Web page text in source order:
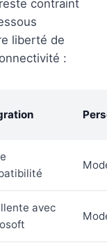
contraint
liberté de
:
avec